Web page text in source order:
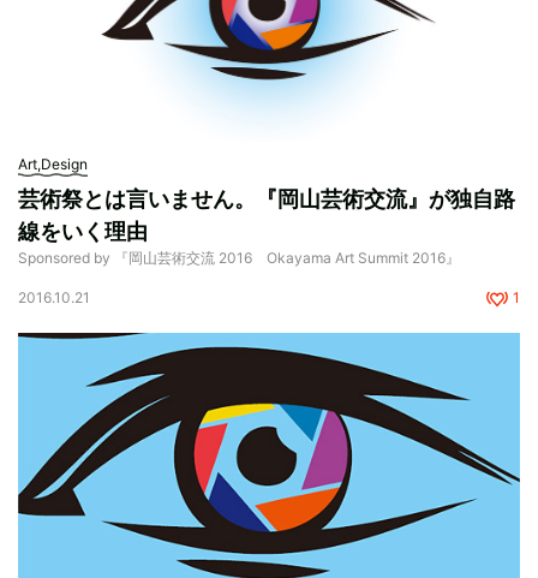
Art,Design
芸術祭とは言いません。『岡山芸術交流』が独自路
線をいく理由
Sponsored by 『岡山芸術交流 2016 Okayama Art Summit 2016』
2016.10.21 1